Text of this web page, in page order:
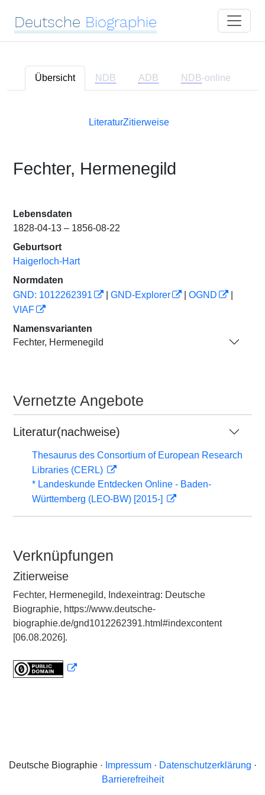
Deutsche Biographie
Übersicht NDB ADB NDB-online
LiteraturZitierweise
Fechter, Hermenegild
Lebensdaten
1828-04-13 – 1856-08-22
Geburtsort
Haigerloch-Hart
Normdaten
GND: 1012262391
GND-Explorer OGND
VIAF
Namensvarianten
Fechter, Hermenegild
Vernetzte Angebote
Literatur(nachweise)
Thesaurus des Consortium of European Research
Libraries (CERL)
* Landeskunde Entdecken Online - Baden-
Württemberg (LEO-BW) [2015-]
Verknüpfungen
Zitierweise
Fechter, Hermenegild, Indexeintrag: Deutsche
Biographie, https://www.deutsche-
biographie.de/gnd1012262391.html#indexcontent
[06.08.2026].
Deutsche Biographie · Impressum· Datenschutzerklärung ·
Barrierefreiheit